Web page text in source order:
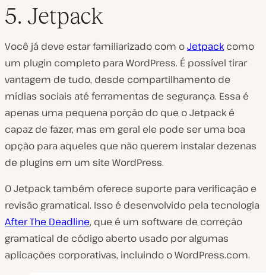
5. Jetpack
Você já deve estar familiarizado com oJetpack como
um plugin completo para WordPress. É possível tirar
vantagem de tudo, desde compartilhamento de
mídias sociais até ferramentas de segurança. Essa é
apenas uma pequena porção do que o Jetpack é
capaz de fazer, mas em geral ele pode ser uma boa
opção para aqueles que não querem instalar dezenas
de plugins em um site WordPress.
O Jetpack também oferece suporte para verificação e
revisão gramatical. Isso é desenvolvido pela tecnologia
After The Deadline, que é um software de correção
gramatical de código aberto usado por algumas
aplicações corporativas, incluindo o WordPress.com.